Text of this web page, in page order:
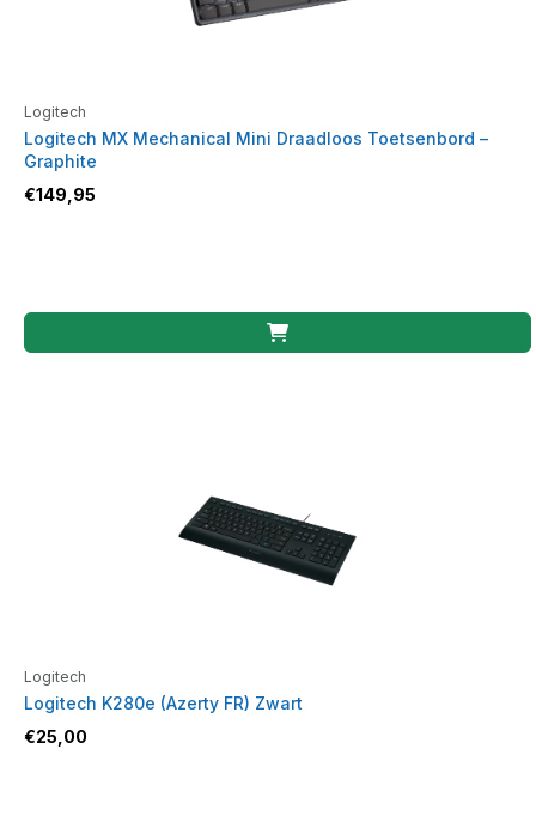
Logitech
Logitech MX Mechanical Mini Draadloos Toetsenbord –
Graphite
€149,95
Logitech
Logitech K280e (Azerty FR) Zwart
€25,00